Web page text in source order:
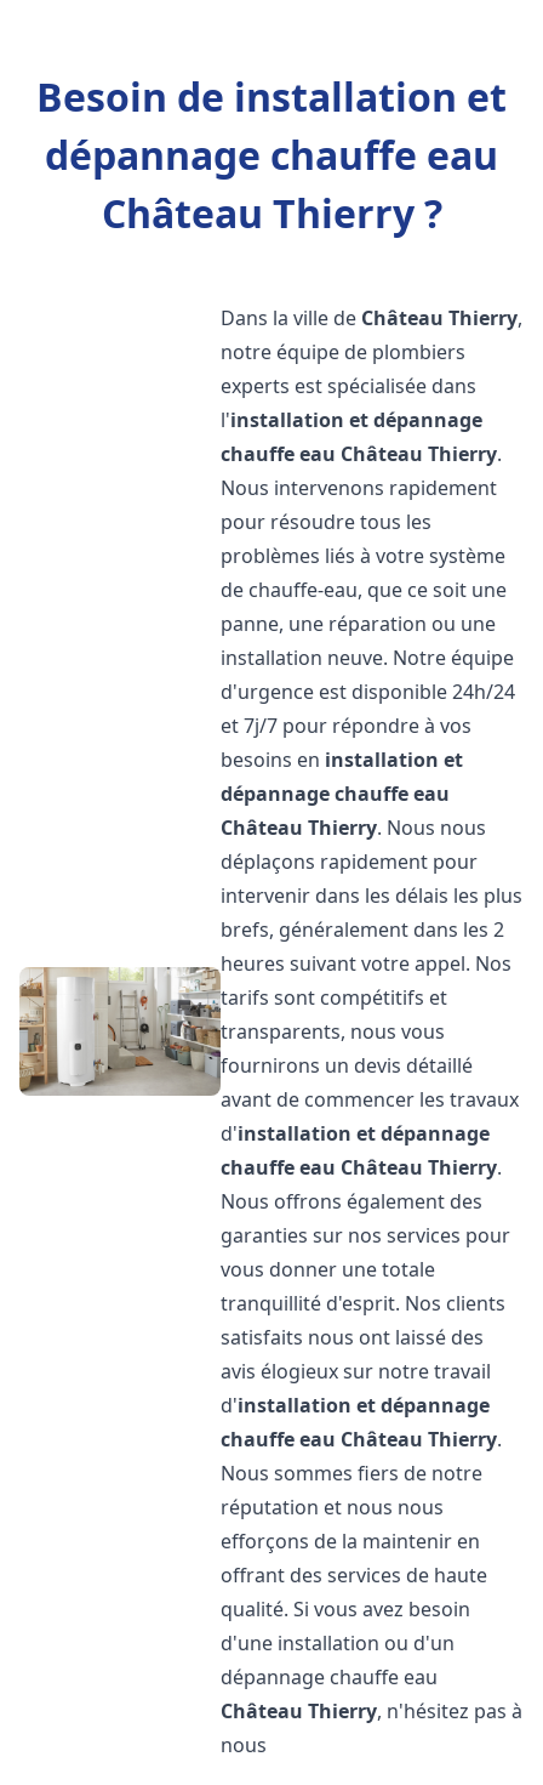
Besoin de installation et
dépannage chauffe eau
Château Thierry ?
Dans la ville de Château Thierry,
notre équipe de plombiers
experts est spécialisée dans
l'installation et dépannage
chauffe eau Château Thierry.
Nous intervenons rapidement
pour résoudre tous les
problèmes liés à votre système
de chauffe-eau, que ce soit une
panne, une réparation ou une
installation neuve. Notre équipe
d'urgence est disponible 24h/24
et 7j/7 pour répondre à vos
besoins en installation et
dépannage chauffe eau
Château Thierry. Nous nous
déplaçons rapidement pour
intervenir dans les délais les plus
brefs, généralement dans les 2
heures suivant votre appel. Nos
tarifs sont compétitifs et
transparents, nous vous
fournirons un devis détaillé
avant de commencer les travaux
d'installation et dépannage
chauffe eau Château Thierry.
Nous offrons également des
garanties sur nos services pour
vous donner une totale
tranquillité d'esprit. Nos clients
satisfaits nous ont laissé des
avis élogieux sur notre travail
d'installation et dépannage
chauffe eau Château Thierry.
Nous sommes fiers de notre
réputation et nous nous
efforçons de la maintenir en
offrant des services de haute
qualité. Si vous avez besoin
d'une installation ou d'un
dépannage chauffe eau
Château Thierry, n'hésitez pas à
nous